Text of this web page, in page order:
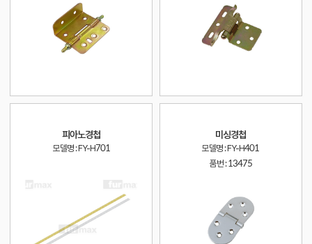
피아노경첩
모델명 : FY-H701
미싱경첩
모델명 : FY-H401
품번 :13475